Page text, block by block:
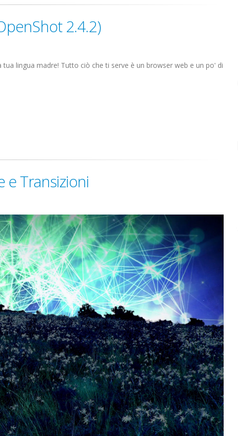
2.4.2)
lingua madre! Tutto ciò che ti serve è un browser web e un po' di
e Transizioni